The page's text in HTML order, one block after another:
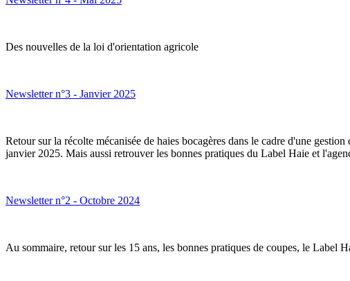
Des nouvelles de la loi d'orientation agricole
Newsletter n°3 - Janvier 2025
Retour sur la récolte mécanisée de haies bocagères dans le cadre d'une
janvier 2025. Mais aussi retrouver les bonnes pratiques du Label Haie et
Newsletter n°2 - Octobre 2024
Au sommaire, retour sur les 15 ans, les bonnes pratiques de coupes, le Label